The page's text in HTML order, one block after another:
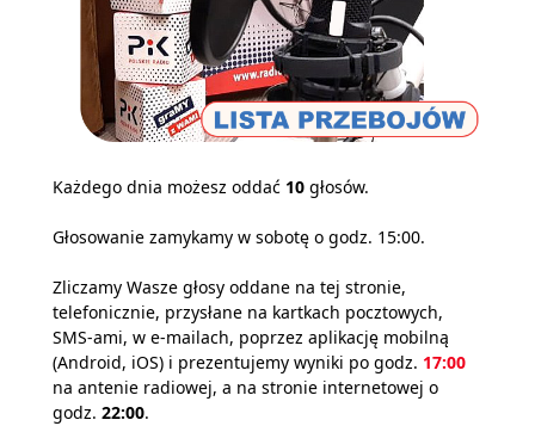
Każdego dnia możesz oddać 10 głosów.
Głosowanie zamykamy w sobotę o godz. 15:00.
Zliczamy Wasze głosy oddane na tej stronie,
telefonicznie, przysłane na kartkach pocztowych,
SMS-ami, w e-mailach, poprzez aplikację mobilną
(Android, iOS) i prezentujemy wyniki po godz. 17:00
na antenie radiowej, a na stronie internetowej o
godz. 22:00.